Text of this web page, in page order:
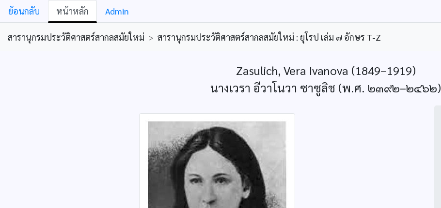
ย้อนกลับ หน้าหลัก Admin
สารานุกรมประวัติศาสตร์สากลสมัยใหม่ > สารานุกรมประวัติศาสตร์สากลสมัยใหม่ : ยุโรป เล่ม ๗ อักษร T-Z
Zasulich, Vera Ivanova (1849–1919)
นางเวรา อีวาโนวา ซาซูลิช (พ.ศ. ๒๓๙๒–๒๔๖๒)